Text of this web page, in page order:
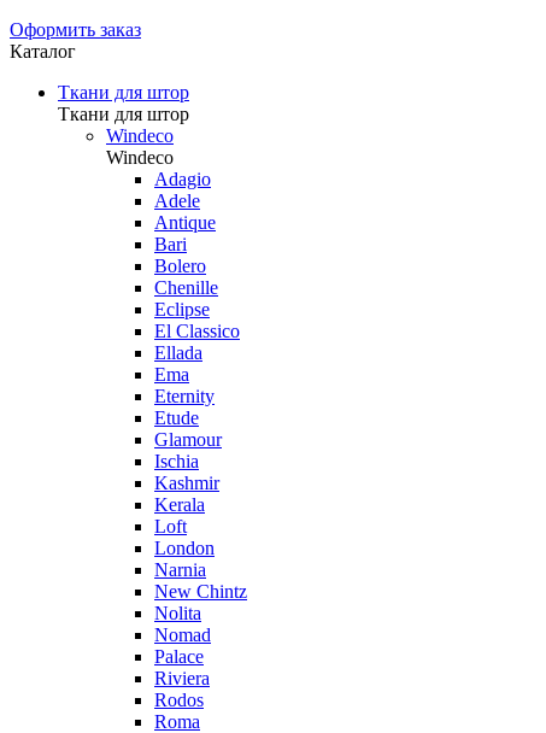
Оформить заказ
Каталог
Ткани для штор
Ткани для штор
Windeco
Windeco
Adagio
Adele
Antique
Bari
Bolero
Chenille
Eclipse
El Classico
Ellada
Ema
Eternity
Etude
Glamour
Ischia
Kashmir
Kerala
Loft
London
Narnia
New Chintz
Nolita
Nomad
Palace
Riviera
Rodos
Roma